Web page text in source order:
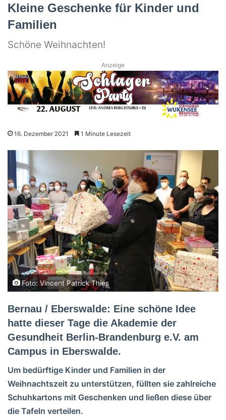
Kleine Geschenke für Kinder und
Familien
Schöne Weihnachten!
Anzeige
16. Dezember 2021 1 Minute Lesezeit
Foto: Vincent Patrick Thies
Bernau / Eberswalde: Eine schöne Idee
hatte dieser Tage die Akademie der
Gesundheit Berlin-Brandenburg e.V. am
Campus in Eberswalde.
Um bedürftige Kinder und Familien in der
Weihnachtszeit zu unterstützen, füllten sie zahlreiche
Schuhkartons mit Geschenken und ließen diese über
die Tafeln verteilen.